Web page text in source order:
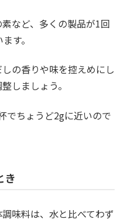
など、多くの製品が1回
す。
の香りや味を控えめにし
しましょう。
でちょうど2gに近いので
き
味料は、水と比べてわず